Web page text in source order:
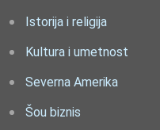
Istorija i religija
Kultura i umetnost
Severna Amerika
Šou biznis